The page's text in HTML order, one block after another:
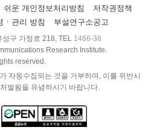
쉬운 개인정보처리방침
저작권정책
ㆍ관리 방침
부설연구소공고
구 가정로 218, TEL 1466-38
Research Institute.
reserved.
자동수집되는 것을 거부하며, 이를 위반시
벌됨을 유념하시기 바랍니다.